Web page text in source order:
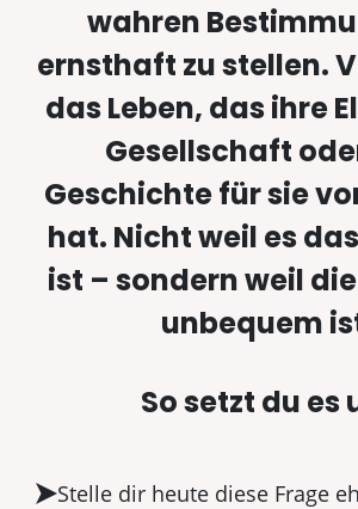
wahren
ernsthaft zu stellen.
das Leben, das ihre
Gesellschaft
Geschichte für sie
hat. Nicht weil es
ist – sondern weil
unbequem
So setzt du es
Stelle dir heute diese Frage